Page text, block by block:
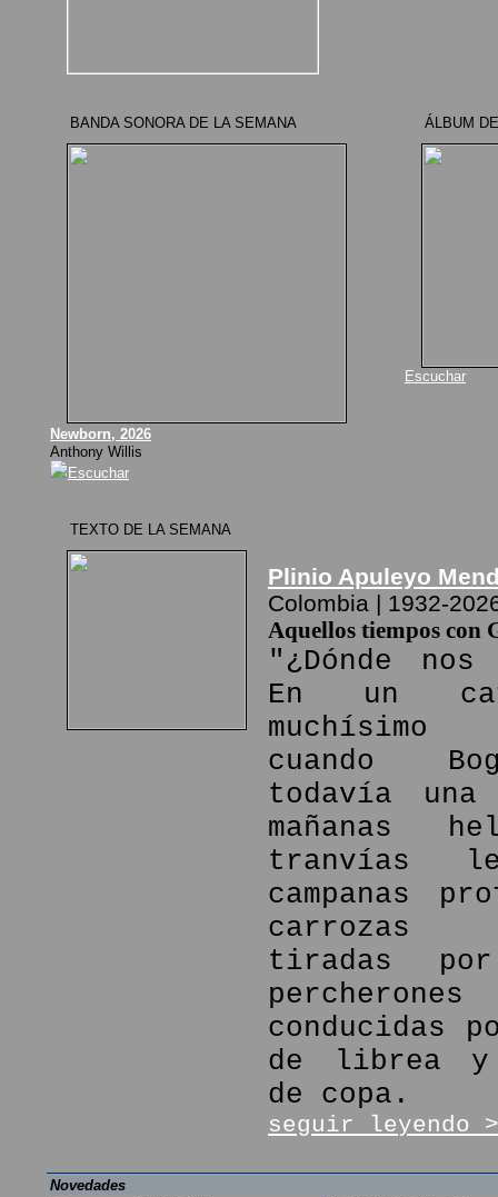
BANDA SONORA DE LA SEMANA
Newborn, 2026
Anthony Willis
Escuchar
ÁLBUM
Escuchar
TEXTO DE LA SEMANA
Plinio Apuleyo
Colombia | 1932-
Aquellos tiempos con
"¿Dónde nos
En un
cuando
todavía una
mañanas
tranvías
campanas
carrozas
tiradas
conducidas
de librea y
de copa.
seguir leyendo
Novedades